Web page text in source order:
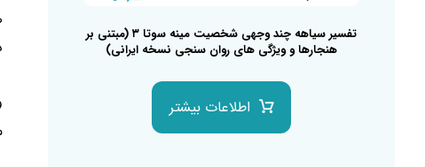
تفسیر سیاهه چند وجهی شخصیت مینه سوتا ۳ (مبتنی بر
هنجارها و ویژگی های روان سنجی نسخه ایرانی)
اطلاعات بیشتر